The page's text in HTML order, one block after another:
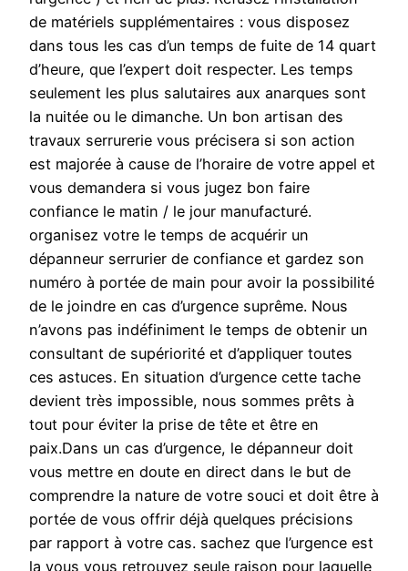
de matériels supplémentaires : vous disposez
dans tous les cas d’un temps de fuite de 14 quart
d’heure, que l’expert doit respecter. Les temps
seulement les plus salutaires aux anarques sont
la nuitée ou le dimanche. Un bon artisan des
travaux serrurerie vous précisera si son action
est majorée à cause de l’horaire de votre appel et
vous demandera si vous jugez bon faire
confiance le matin / le jour manufacturé.
organisez votre le temps de acquérir un
dépanneur serrurier de confiance et gardez son
numéro à portée de main pour avoir la possibilité
de le joindre en cas d’urgence suprême. Nous
n’avons pas indéfiniment le temps de obtenir un
consultant de supériorité et d’appliquer toutes
ces astuces. En situation d’urgence cette tache
devient très impossible, nous sommes prêts à
tout pour éviter la prise de tête et être en
paix.Dans un cas d’urgence, le dépanneur doit
vous mettre en doute en direct dans le but de
comprendre la nature de votre souci et doit être à
portée de vous offrir déjà quelques précisions
par rapport à votre cas. sachez que l’urgence est
la vous vous retrouvez seule raison pour laquelle